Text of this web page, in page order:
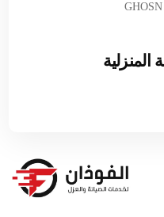
المنزلية